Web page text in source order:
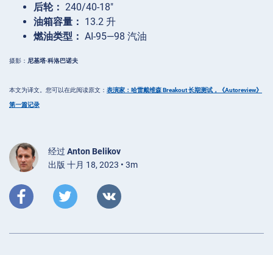
后轮： 240/40-18″
油箱容量： 13.2 升
燃油类型： AI-95—98 汽油
摄影： 尼基塔·科洛巴诺夫
本文为译文。您可以在此阅读原文： 表演家：哈雷戴维森 Breakout 长期测试，《Autoreview》
第一篇记录
经过 Anton Belikov
出版 十月 18, 2023 • 3m